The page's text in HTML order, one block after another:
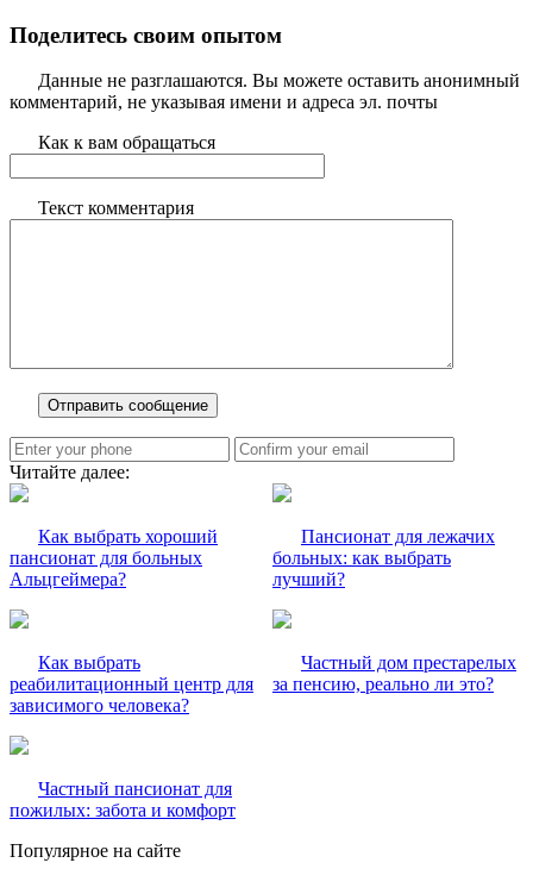
Поделитесь своим опытом
Данные не разглашаются. Вы можете оставить анонимный
комментарий, не указывая имени и адреса эл. почты
Как к вам обращаться
Текст комментария
Читайте далее:
Как выбрать хороший
пансионат для больных
Альцгеймера?
Пансионат для лежачих
больных: как выбрать
лучший?
Как выбрать
реабилитационный центр для
зависимого человека?
Частный дом престарелых
за пенсию, реально ли это?
Частный пансионат для
пожилых: забота и комфорт
Популярное на сайте